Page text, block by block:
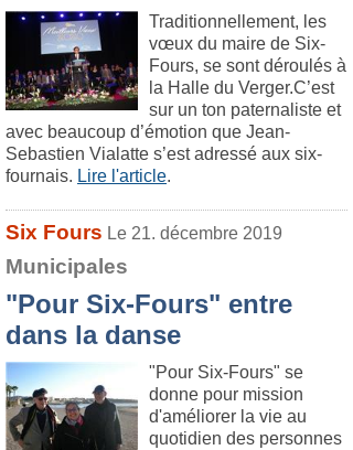
Traditionnellement, les
vœux du maire de Six-
Fours, se sont déroulés à
la Halle du Verger.C’est
sur un ton paternaliste et
avec beaucoup d’émotion que Jean-
Sebastien Vialatte s’est adressé aux six-
fournais. Lire l'article.
Six Fours Le 21. décembre 2019
Municipales
"Pour Six-Fours" entre
dans la danse
"Pour Six-Fours" se
donne pour mission
d'améliorer la vie au
quotidien des personnes